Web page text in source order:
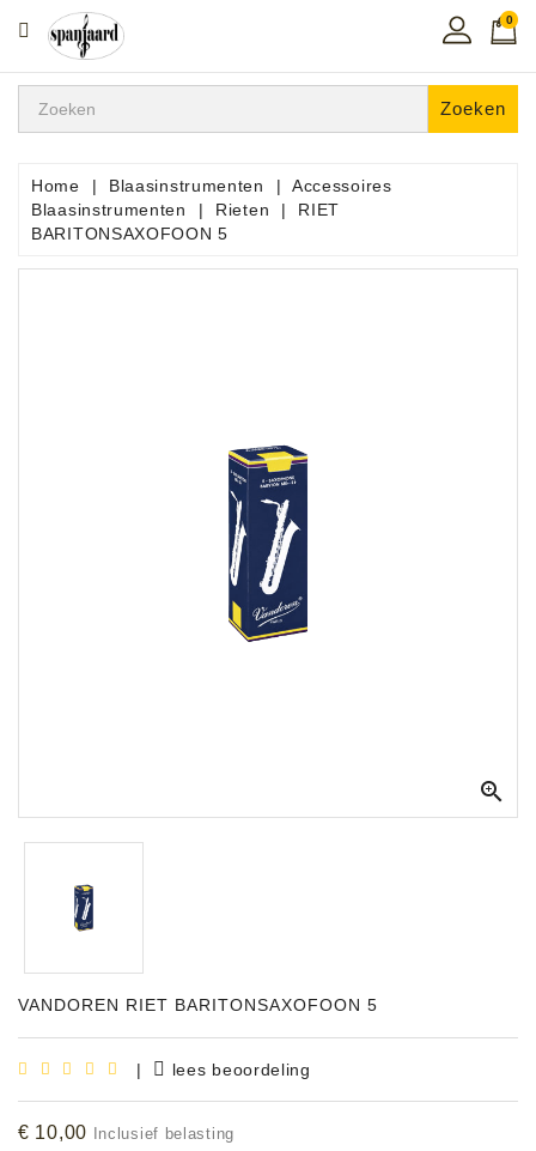
CATEGORIE
Home
In
De
Regio
Instrumenten
Bladmuziek
Accessoires
0
Zoeken
Home Blaasinstrumenten
Accessoires
Blaasinstrumenten
Rieten
RIET
BARITONSAXOFOON 5

VANDOREN RIET BARITONSAXOFOON 5
| lees beoordeling
€ 10,00 Inclusief belasting